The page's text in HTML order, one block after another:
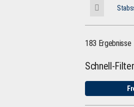
183 Ergebnisse
Schnell-Filter